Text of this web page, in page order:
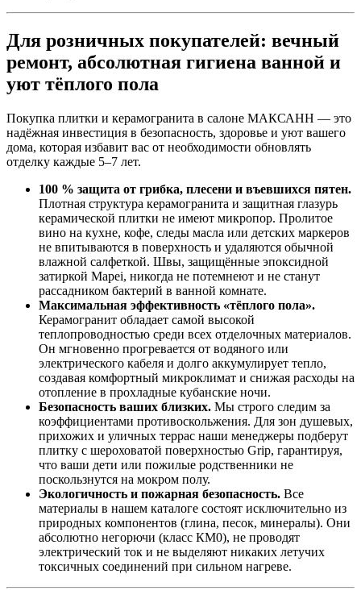
Для розничных покупателей: вечный
ремонт, абсолютная гигиена ванной и
уют тёплого пола
Покупка плитки и керамогранита в салоне МАКСАНН — это
надёжная инвестиция в безопасность, здоровье и уют вашего
дома, которая избавит вас от необходимости обновлять
отделку каждые 5–7 лет.
100 % защита от грибка, плесени и въевшихся пятен.
Плотная структура керамогранита и защитная глазурь
керамической плитки не имеют микропор. Пролитое
вино на кухне, кофе, следы масла или детских маркеров
не впитываются в поверхность и удаляются обычной
влажной салфеткой. Швы, защищённые эпоксидной
затиркой Mapei, никогда не потемнеют и не станут
рассадником бактерий в ванной комнате.
Максимальная эффективность «тёплого пола».
Керамогранит обладает самой высокой
теплопроводностью среди всех отделочных материалов.
Он мгновенно прогревается от водяного или
электрического кабеля и долго аккумулирует тепло,
создавая комфортный микроклимат и снижая расходы на
отопление в прохладные кубанские ночи.
Безопасность ваших близких. Мы строго следим за
коэффициентами противоскольжения. Для зон душевых,
прихожих и уличных террас наши менеджеры подберут
плитку с шероховатой поверхностью Grip, гарантируя,
что ваши дети или пожилые родственники не
поскользнутся на мокром полу.
Экологичность и пожарная безопасность. Все
материалы в нашем каталоге состоят исключительно из
природных компонентов (глина, песок, минералы). Они
абсолютно негорючи (класс КМ0), не проводят
электрический ток и не выделяют никаких летучих
токсичных соединений при сильном нагреве.